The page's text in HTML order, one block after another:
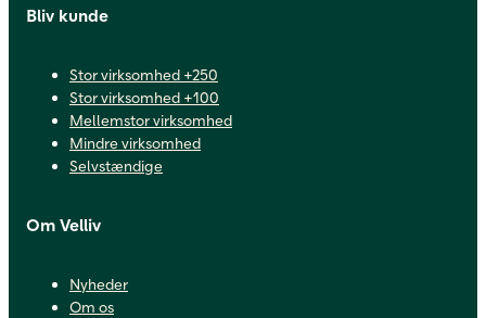
Bliv kunde
Stor virksomhed +250
Stor virksomhed +100
Mellemstor virksomhed
Mindre virksomhed
Selvstændige
Om Velliv
Nyheder
Om os